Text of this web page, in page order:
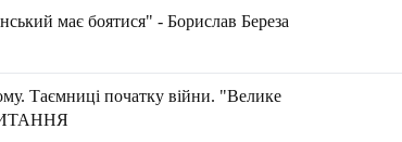
має боятися" - Борислав Береза
Таємниці початку війни. "Велике